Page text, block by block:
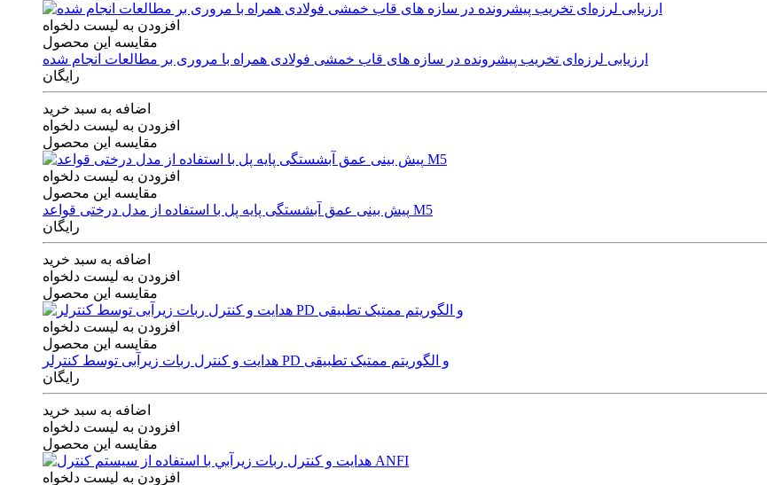
افزودن به لیست دلخواه
مقایسه این محصول
ارزیابی لرزه‌ای تخریب پیشرونده در سازه های قاب خمشی فولادی همراه با مروری بر مطالعات انجام شده
رایگان
اضافه به سبد خرید
افزودن به لیست دلخواه
مقایسه این محصول
افزودن به لیست دلخواه
مقایسه این محصول
پیش بینی عمق آبشستگی پایه پل با استفاده از مدل درختی قواعد M5
رایگان
اضافه به سبد خرید
افزودن به لیست دلخواه
مقایسه این محصول
افزودن به لیست دلخواه
مقایسه این محصول
هدایت و کنترل ربات زیرآبی توسط کنترلر PD و الگوریتم ممتیک تطبیقی
رایگان
اضافه به سبد خرید
افزودن به لیست دلخواه
مقایسه این محصول
افزودن به لیست دلخواه